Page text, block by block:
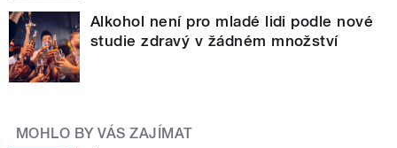
Alkohol není pro mladé lidi podle nové
studie zdravý v žádném množství
MOHLO BY VÁS ZAJÍMAT